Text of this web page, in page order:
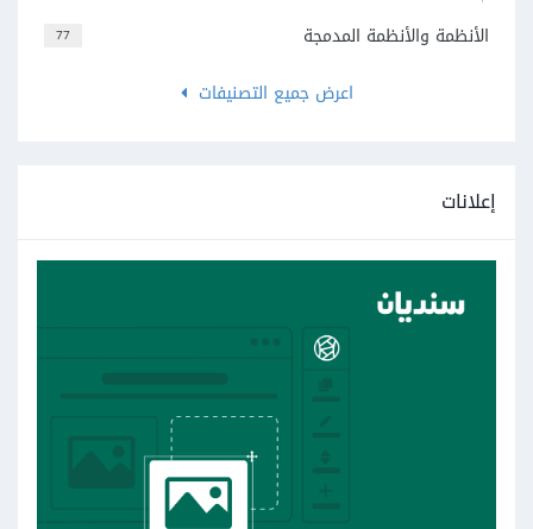
77
الأنظمة والأنظمة المدمجة
اعرض جميع التصنيفات
إعلانات